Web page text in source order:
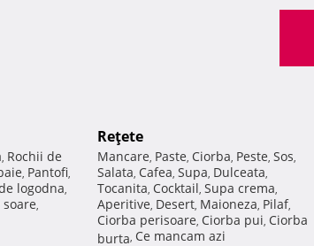
, Rochii de
, Pantofi,
logodna,
,
Reţete
Mancare, Paste, Ciorba, Peste, Sos,
Salata, Cafea, Supa, Dulceata,
Tocanita, Cocktail, Supa crema,
Aperitive, Desert, Maioneza, Pilaf,
Ciorba perisoare, Ciorba pui, Ciorba
burta, Ce mancam azi